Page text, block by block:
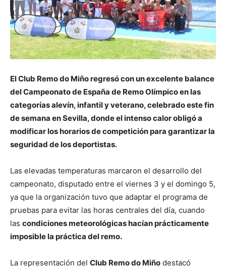
El Club Remo do Miño regresó con un excelente balance
del Campeonato de España de Remo Olímpico en las
categorías alevín, infantil y veterano, celebrado este fin
de semana en Sevilla, donde el intenso calor obligó a
modificar los horarios de competición para garantizar la
seguridad de los deportistas.
Las elevadas temperaturas marcaron el desarrollo del
campeonato, disputado entre el viernes 3 y el domingo 5,
ya que la organización tuvo que adaptar el programa de
pruebas para evitar las horas centrales del día, cuando
las condiciones meteorológicas hacían prácticamente
imposible la práctica del remo.
La representación del Club Remo do Miño destacó